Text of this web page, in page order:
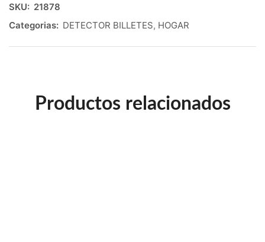
SKU: 21878
Categorias: DETECTOR BILLETES, HOGAR
Productos relacionados